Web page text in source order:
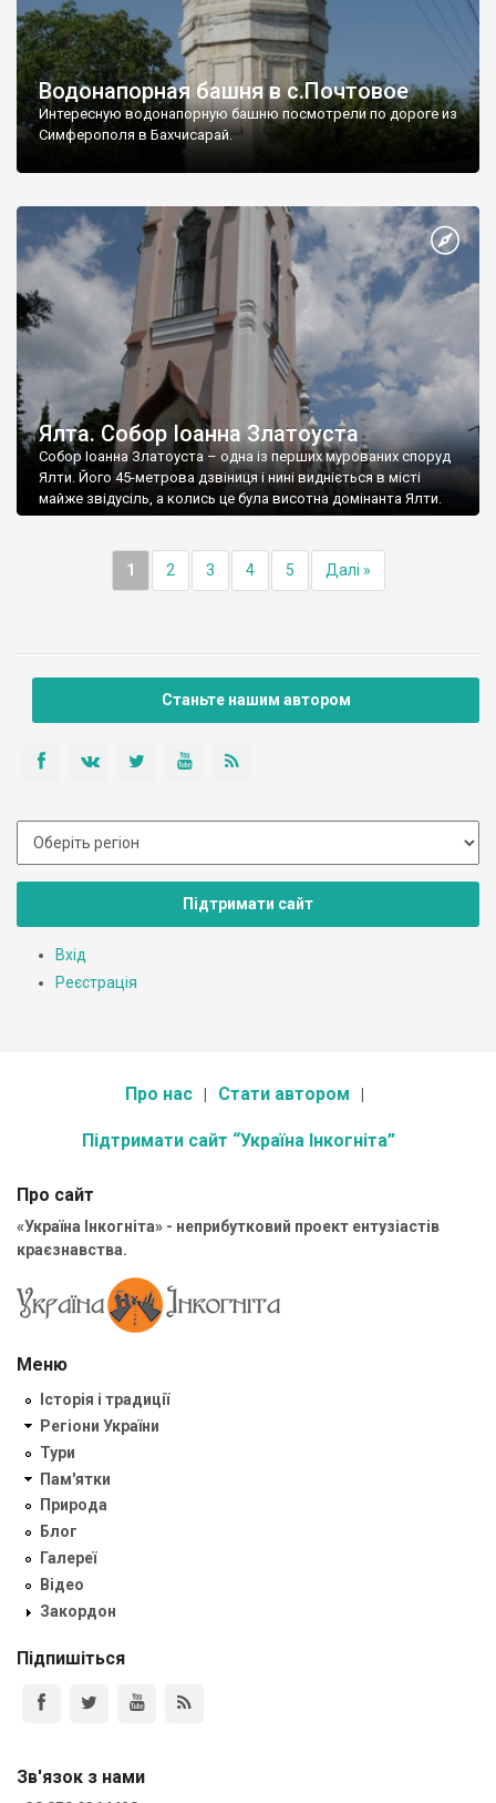
Водонапорная башня в с.Почтовое
Интересную водонапорную башню посмотрели по дороге из
Симферополя в Бахчисарай.
Ялта. Собор Іоанна Златоуста
Собор Іоанна Златоуста – одна із перших мурованих споруд
Ялти. Його 45-метрова дзвіниця і нині видніється в місті
майже звідусіль, а колись це була висотна домінанта Ялти.
1 2 3 4 5 Далі »
Станьте нашим автором
Підтримати сайт
Вхід
Реєстрація
Про нас Стати автором
Підтримати сайт “Україна Інкогніта”
Про сайт
«Україна Інкогніта» - неприбутковий проект ентузіастів
краєзнавства.
Меню
Історія і традиції
Регіони України
Тури
Пам'ятки
Природа
Блог
Галереї
Відео
Закордон
Підпишіться
Зв'язок з нами